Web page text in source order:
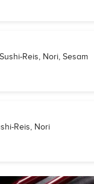
Reis, Nori, Sesam
Reis, Nori